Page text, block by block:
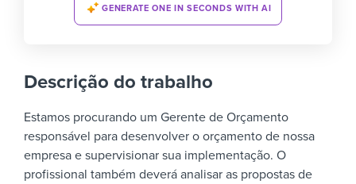
GENERATE ONE IN SECONDS WITH AI
Descrição do trabalho
Estamos procurando um Gerente de Orçamento
responsável para desenvolver o orçamento de nossa
empresa e supervisionar sua implementação. O
profissional também deverá analisar as propostas de